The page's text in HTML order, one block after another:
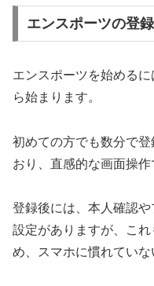
エンスポーツの登
エンスポーツを始める
ら始まります。
初めての方でも数分で
おり、直感的な画面操作
登録後には、本人確認
設定がありますが、こ
め、スマホに慣れていな